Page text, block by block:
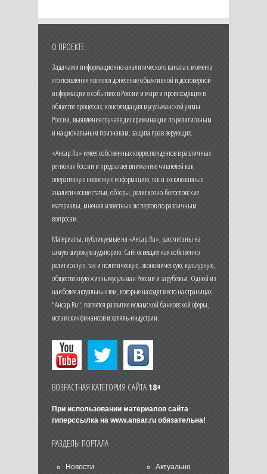
О ПРОЕКТЕ
Задачами информационно-аналитического канала с момента
его появления является донесение объективной и достоверной
информации о событиях в России и мире и происходящих в
обществе процессах, консолидация мусульманской уммы
России, выявление случаев дискриминации по религиозным
и национальным признакам, защита прав верующих.
«Ансар.Ru» имеет собственных корреспондентов в различных
регионах России и предлагает вниманию читателей как
оперативную новостную информацию, так и эксклюзивные
аналитические статьи, обзоры, религиозно-богословские
материалы, мнения известных экспертов по различным
вопросам.
Материалы, публикуемые на «Ансар.Ru», рассчитаны на
самую широкую аудиторию. Сайт освещает как собственно
религиозную, так и политическую, экономическую, культурную,
общественную жизнь мусульман России и зарубежья. Одной из
наиболее актуальных тем, которые находят место на страницах
"Ансар.Ru", является развитие исламской банковской сферы,
исламских финансов и халяль-индустрии.
ВОЗРАСТНАЯ КАТЕГОРИЯ САЙТА18+
При использовании материалов сайта
гиперссылка на www.ansar.ruобязательна!
РАЗДЕЛЫ ПОРТАЛА
Новости
Актуально